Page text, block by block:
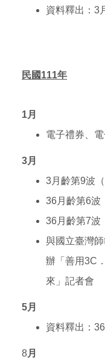
資料釋出：3
民國111年
1月
電子禮券、
3月
3月齡第9波
36月齡第6波
36月齡第7波
與國立臺灣
辦「善用3C
來」記者會
5月
資料釋出：
8月